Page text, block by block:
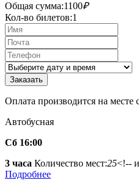
Общая сумма:1100₽
Кол-во билетов:1
Оплата производится на месте
Автобусная
Сб 16:00
3 часа Количество мест:25<!--
Подробнее